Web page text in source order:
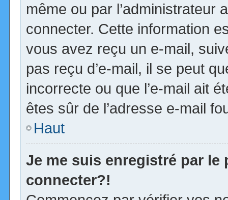
même ou par l’administrateur
connecter. Cette information
vous avez reçu un e-mail,
pas reçu d’e-mail, il se peut
incorrecte ou que l’e-mail ait
êtes sûr de l’adresse e-mail
Haut
Je me suis enregistré par le
connecter?!